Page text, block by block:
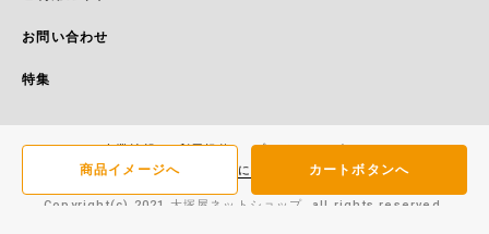
商品イメージへ カートボタンへ
お問い合わせ
特集
企業情報 利用規約
プライバシーポリシー
特定商取引に基づく表記
Copyright(c) 2021 大塚屋ネットショップ. all rights reserved.